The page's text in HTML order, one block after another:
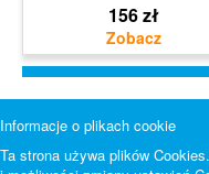
156 zł
Informacje o plikach cookie
Ta strona używa plików